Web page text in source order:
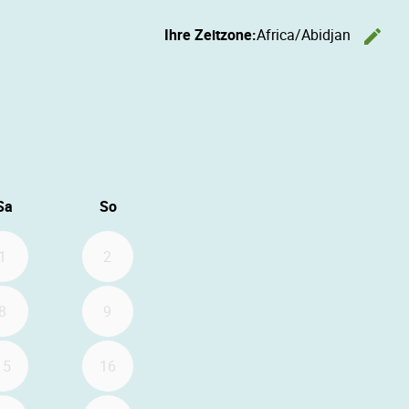
Ihre Zeitzone:Africa/Abidjan
edit
So
1 2
8 9
16